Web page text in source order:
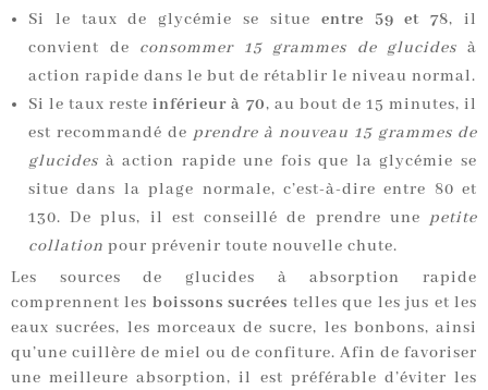
Si le taux de glycémie se situe entre 59 et 78, il
convient de consommer 15 grammes de glucides à
action rapide dans le but de rétablir le niveau normal.
Si le taux resteinférieur à 70, au bout de 15 minutes, il
est recommandé de prendre à nouveau 15 grammes de
glucides à action rapide une fois que la glycémie se
situe dans la plage normale, c’est-à-dire entre 80 et
130. De plus, il est conseillé de prendre une petite
collation pour prévenir toute nouvelle chute.
Les sources de glucides à absorption rapide
comprennent les boissons sucrées telles que les jus et les
eaux sucrées, les morceaux de sucre, les bonbons, ainsi
qu’une cuillère de miel ou de confiture. Afin de favoriser
une meilleure absorption, il est préférable d’éviter les